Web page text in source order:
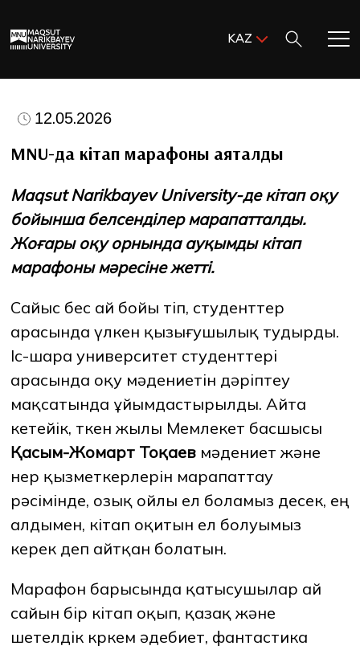
KAZ
MNU-ге қош келдіңіз!
Академиялық өмір
Зерттеу және ғылым
MNU тынысы
ЖАҢАЛЫҚТАР БАҚ БІЗ ТУРАЛЫЖҰМЫС ОРЫНДАРЫҚЫЗМЕТКЕРЛЕР
ТҮЛЕКТЕРENDOWMENT
ENG KAZ RUS
12.05.2026
MNU-да кітап марафоны аяқталды
Maqsut Narikbayev University-де кітап оқу
бойынша белсенділер марапатталды.
Жоғары оқу орнында ауқымды кітап
марафоны мәресіне жетті.
Сайыс бес ай бойы өтіп, студенттер
арасында үлкен қызығушылық тудырды.
Іс-шара университет студенттері
арасында оқу мәдениетін дәріптеу
мақсатында ұйымдастырылды. Айта
кетейік, өткен жылы Мемлекет басшысы
Қасым-Жомарт Тоқаев мәдениет және
өнер қызметкерлерін марапаттау
рәсімінде, озық ойлы ел боламыз десек, ең
алдымен, кітап оқитын ел болуымыз
керек деп айтқан болатын.
Марафон барысында қатысушылар ай
сайын бір кітап оқып, қазақ және
шетелдік көркем әдебиет, фантастика